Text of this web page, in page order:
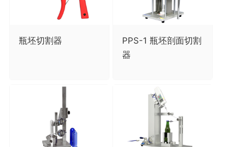
瓶坯切割器
PPS-1 瓶坯剖面切割
器